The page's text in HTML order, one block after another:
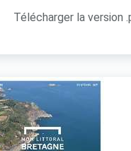
Télécharger la version